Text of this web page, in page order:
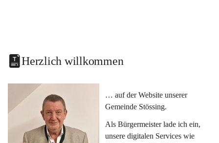
Herzlich willkommen
… auf der Website unserer
Gemeinde Stössing.
Als Bürgermeister lade ich ein,
unsere digitalen Services wie